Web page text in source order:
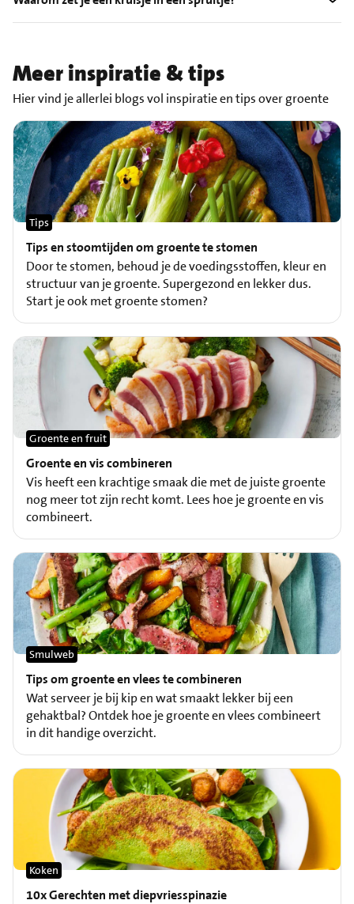
Meer inspiratie & tips
Hier vind je allerlei blogs vol inspiratie en tips over groente
Tips en stoomtijden om groente te stomen
Tips
Door te stomen, behoud je de voedingsstoffen, kleur en
structuur van je groente. Supergezond en lekker dus.
Start je ook met groente stomen?
Groente en vis combineren
Groente en fruit
Vis heeft een krachtige smaak die met de juiste groente
nog meer tot zijn recht komt. Lees hoe je groente en vis
combineert.
Tips om groente en vlees te combineren
Smulweb
Wat serveer je bij kip en wat smaakt lekker bij een
gehaktbal? Ontdek hoe je groente en vlees combineert
in dit handige overzicht.
10x Gerechten met diepvriesspinazie
Koken